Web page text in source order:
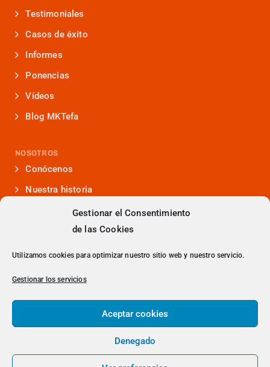
Gestionar el Consentimiento
de las Cookies
Utilizamos cookies para optimizar nuestro sitio web y nuestro servicio.
Gestionar los servicios
Aceptar cookies
Denegado
Testimoniales
Casos de éxito
Informes
Ponencias
Vídeos
Blog MKTefa
NOSOTROS
Conócenos
Nuestra historia
Iniciativas que lideramos
Noticias y eventos
Presencia en medios
> Política de Privacidad